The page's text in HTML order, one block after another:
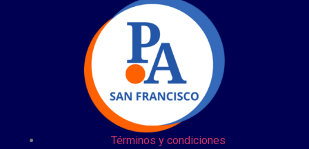
Términos y condiciones